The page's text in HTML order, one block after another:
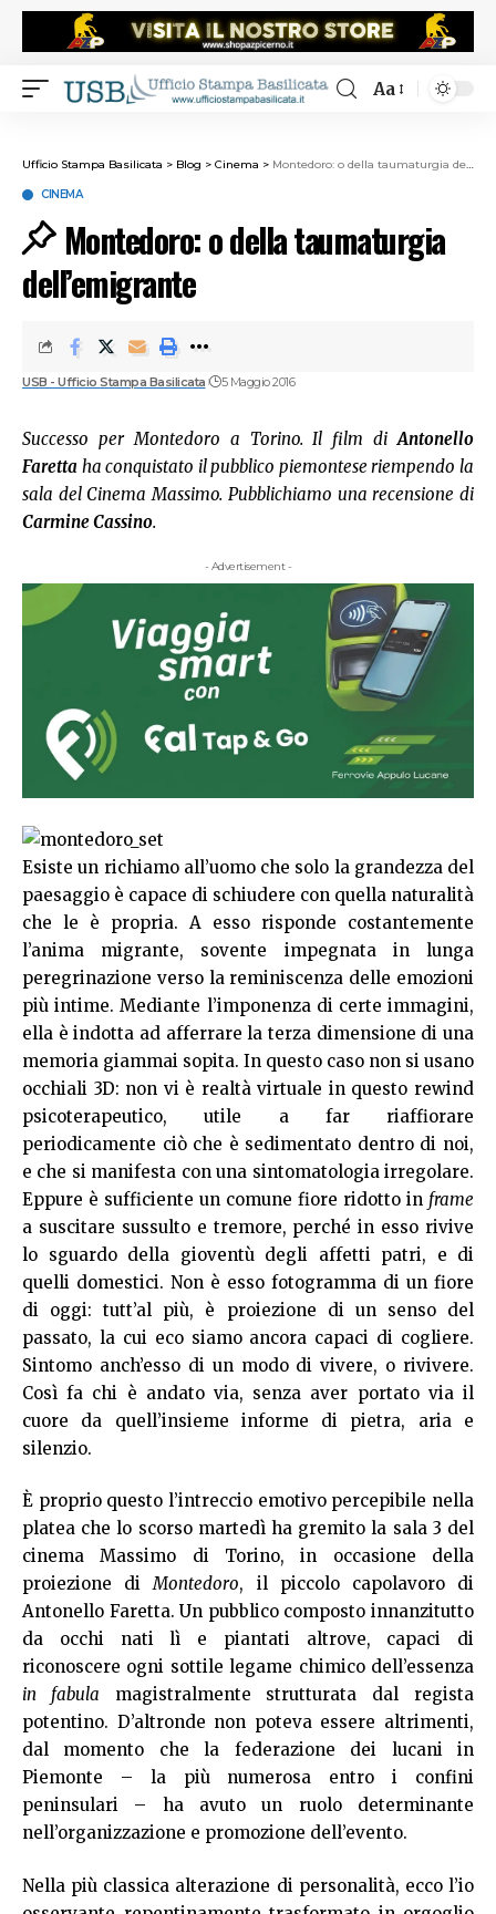
Aa
Ufficio Stampa Basilicata > Blog > Cinema > Montedoro: o della taumaturgia dell’emigrante
CINEMA
Montedoro: o della taumaturgia
dell’emigrante
USB - Ufficio Stampa Basilicata 5 Maggio 2016
Successo per Montedoro a Torino. Il film diAntonello
Faretta ha conquistato il pubblico piemontese riempendo la
sala del Cinema Massimo. Pubblichiamo una recensione di
Carmine Cassino.
- Advertisement -
Esiste un richiamo all’uomo che solo la grandezza del
paesaggio è capace di schiudere con quella naturalità
che le è propria. A esso risponde costantemente
l’anima migrante, sovente impegnata in lunga
peregrinazione verso la reminiscenza delle emozioni
più intime. Mediante l’imponenza di certe immagini,
ella è indotta ad afferrare la terza dimensione di una
memoria giammai sopita. In questo caso non si usano
occhiali 3D: non vi è realtà virtuale in questo rewind
psicoterapeutico, utile a far riaffiorare
periodicamente ciò che è sedimentato dentro di noi,
e che si manifesta con una sintomatologia irregolare.
Eppure è sufficiente un comune fiore ridotto in frame
a suscitare sussulto e tremore, perché in esso rivive
lo sguardo della gioventù degli affetti patri, e di
quelli domestici. Non è esso fotogramma di un fiore
di oggi: tutt’al più, è proiezione di un senso del
passato, la cui eco siamo ancora capaci di cogliere.
Sintomo anch’esso di un modo di vivere, o rivivere.
Così fa chi è andato via, senza aver portato via il
cuore da quell’insieme informe di pietra, aria e
silenzio.
È proprio questo l’intreccio emotivo percepibile nella
platea che lo scorso martedì ha gremito la sala 3 del
cinema Massimo di Torino, in occasione della
proiezione diMontedoro, il piccolo capolavoro di
Antonello Faretta. Un pubblico composto innanzitutto
da occhi nati lì e piantati altrove, capaci di
riconoscere ogni sottile legame chimico dell’essenza
in fabula magistralmente strutturata dal regista
potentino. D’altronde non poteva essere altrimenti,
dal momento che la federazione dei lucani in
Piemonte – la più numerosa entro i confini
peninsulari – ha avuto un ruolo determinante
nell’organizzazione e promozione dell’evento.
Nella più classica alterazione di personalità, ecco l’io